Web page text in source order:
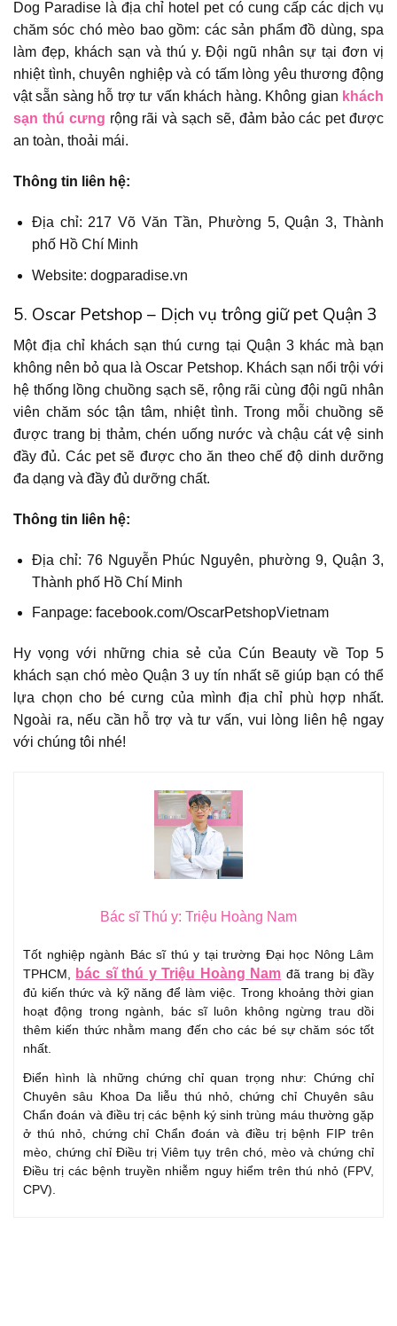
Dog Paradise là địa chỉ hotel pet có cung cấp các dịch vụ
chăm sóc chó mèo bao gồm: các sản phẩm đồ dùng, spa
làm đẹp, khách sạn và thú y. Đội ngũ nhân sự tại đơn vị
nhiệt tình, chuyên nghiệp và có tấm lòng yêu thương động
vật sẵn sàng hỗ trợ tư vấn khách hàng. Không gian khách
sạn thú cưng rộng rãi và sạch sẽ, đảm bảo các pet được
an toàn, thoải mái.
Thông tin liên hệ:
Địa chỉ: 217 Võ Văn Tần, Phường 5, Quận 3, Thành
phố Hồ Chí Minh
Website: dogparadise.vn
5. Oscar Petshop – Dịch vụ trông giữ pet Quận 3
Một địa chỉ khách sạn thú cưng tại Quận 3 khác mà bạn
không nên bỏ qua là Oscar Petshop. Khách sạn nổi trội với
hệ thống lồng chuồng sạch sẽ, rộng rãi cùng đội ngũ nhân
viên chăm sóc tận tâm, nhiệt tình. Trong mỗi chuồng sẽ
được trang bị thảm, chén uống nước và chậu cát vệ sinh
đầy đủ. Các pet sẽ được cho ăn theo chế độ dinh dưỡng
đa dạng và đầy đủ dưỡng chất.
Thông tin liên hệ:
Địa chỉ: 76 Nguyễn Phúc Nguyên, phường 9, Quận 3,
Thành phố Hồ Chí Minh
Fanpage: facebook.com/OscarPetshopVietnam
Hy vọng với những chia sẻ của Cún Beauty về Top 5
khách sạn chó mèo Quận 3 uy tín nhất sẽ giúp bạn có thể
lựa chọn cho bé cưng của mình địa chỉ phù hợp nhất.
Ngoài ra, nếu cần hỗ trợ và tư vấn, vui lòng liên hệ ngay
với chúng tôi nhé!
Bác sĩ Thú y: Triệu Hoàng Nam
Tốt nghiệp ngành Bác sĩ thú y tại trường Đại học Nông Lâm
TPHCM,
bác sĩ thú y Triệu Hoàng Nam đã trang bị đầy
đủ kiến thức và kỹ năng để làm việc. Trong khoảng thời gian
hoạt động trong ngành, bác sĩ luôn không ngừng trau dồi
thêm kiến thức nhằm mang đến cho các bé sự chăm sóc tốt
nhất.
Điển hình là những chứng chỉ quan trọng như: Chứng chỉ
Chuyên sâu Khoa Da liễu thú nhỏ, chứng chỉ Chuyên sâu
Chẩn đoán và điều trị các bệnh ký sinh trùng máu thường gặp
ở thú nhỏ, chứng chỉ Chẩn đoán và điều trị bệnh FIP trên
mèo, chứng chỉ Điều trị Viêm tụy trên chó, mèo và chứng chỉ
Điều trị các bệnh truyền nhiễm nguy hiểm trên thú nhỏ (FPV,
CPV).